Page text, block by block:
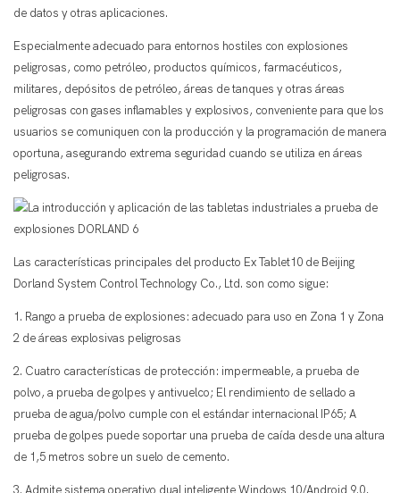
de datos y otras aplicaciones.
Especialmente adecuado para entornos hostiles con explosiones
peligrosas, como petróleo, productos químicos, farmacéuticos,
militares, depósitos de petróleo, áreas de tanques y otras áreas
peligrosas con gases inflamables y explosivos, conveniente para que los
usuarios se comuniquen con la producción y la programación de manera
oportuna, asegurando extrema seguridad cuando se utiliza en áreas
peligrosas.
Las características principales del producto Ex Tablet10 de Beijing
Dorland System Control Technology Co., Ltd. son como sigue:
1. Rango a prueba de explosiones: adecuado para uso en Zona 1 y Zona
2 de áreas explosivas peligrosas
2. Cuatro características de protección: impermeable, a prueba de
polvo, a prueba de golpes y antivuelco; El rendimiento de sellado a
prueba de agua/polvo cumple con el estándar internacional IP65; A
prueba de golpes puede soportar una prueba de caída desde una altura
de 1,5 metros sobre un suelo de cemento.
3. Admite sistema operativo dual inteligente Windows 10/Android 9.0,